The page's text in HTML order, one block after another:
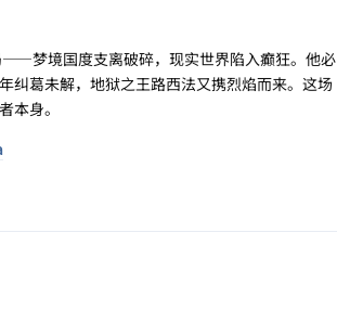
梦境国度支离破碎，现实世界陷入癫狂。他必
纠葛未解，地狱之王路西法又携烈焰而来。这场
本身。